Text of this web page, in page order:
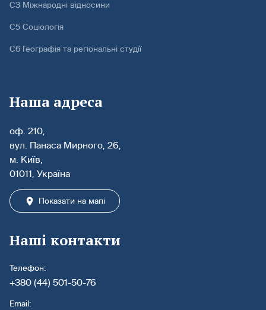
С3 Міжнародні відносини
С5 Соціологія
С6 Географія та регіональні студії
Наша адреса
оф. 210,
вул. Панаса Мирного, 26,
м. Київ,
01011, Україна
Показати на мапі
Наші контакти
Телефон:
+380 (44) 501-50-76
Email: